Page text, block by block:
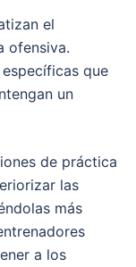
el
ofensiva.
que
un
de práctica
las
más
a los